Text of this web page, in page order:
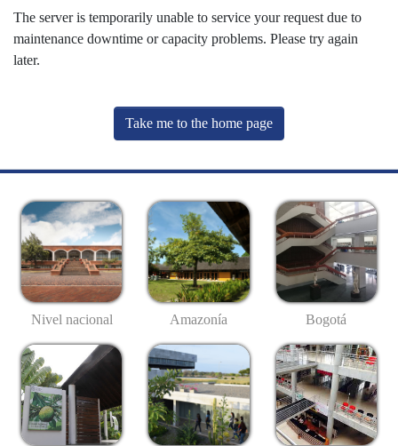
The server is temporarily unable to service your request due to
maintenance downtime or capacity problems. Please try again
later.
Take me to the home page
Nivel nacional Amazonía Bogotá